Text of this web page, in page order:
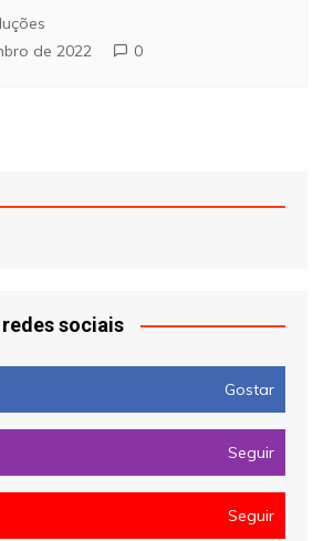
de 2022
0
sociais
Gostar
Seguir
Seguir